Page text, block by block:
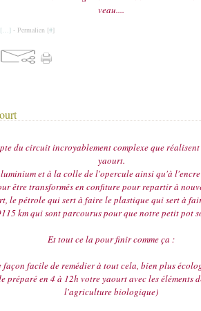
veau....
…] - Permalien [#]
du circuit incroyablement complexe que
yaourt.
et à la colle de l'opercule ainsi qu'à
être transformés en confiture pour repartir à
le pétrole qui sert à faire le plastique qui sert à
km qui sont parcourus pour que notre petit pot
Et tout ce la pour finir comme ça :
facile de remédier à tout cela, bien plus
préparé en 4 à 12h votre yaourt avec les éléments
l'agriculture biologique)